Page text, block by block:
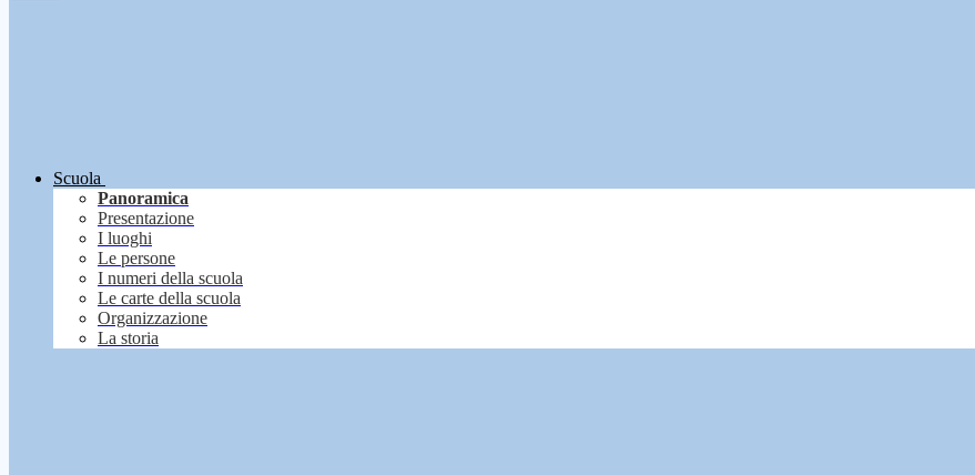
Scuola
Panoramica
Presentazione
I luoghi
Le persone
I numeri della scuola
Le carte della scuola
Organizzazione
La storia